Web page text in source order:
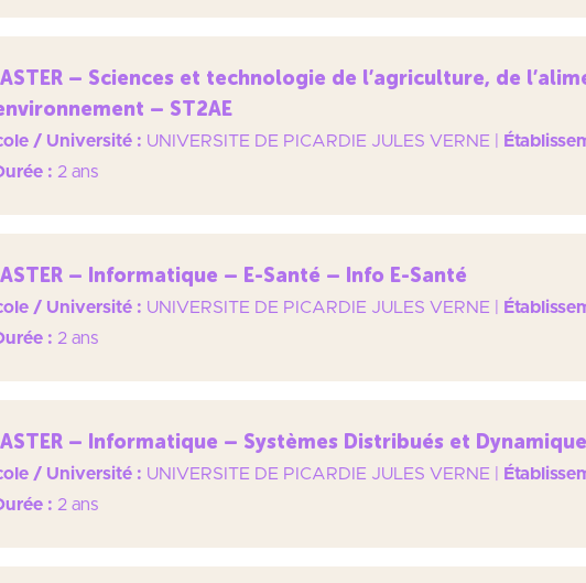
– Sciences et technologie de l’agriculture, de
– ST2AE
/ Université : UNIVERSITE DE PICARDIE JULES VERNE
: 2 ans
– Informatique – E-Santé – Info E-Santé
/ Université : UNIVERSITE DE PICARDIE JULES VERNE
: 2 ans
– Informatique – Systèmes Distribués et
/ Université : UNIVERSITE DE PICARDIE JULES VERNE
: 2 ans